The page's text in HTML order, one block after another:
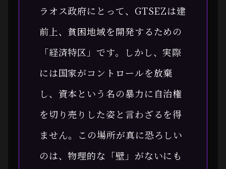
ラオス政府にとって、GTSEZは建
前上、貧困地域を開発するための
「経済特区」です。しかし、実際
には国家がコントロールを放棄
し、資本という名の暴力に自治権
を切り売りした姿と言わざるを得
ません。この場所が真に恐ろしい
のは、物理的な「壁」がないにも